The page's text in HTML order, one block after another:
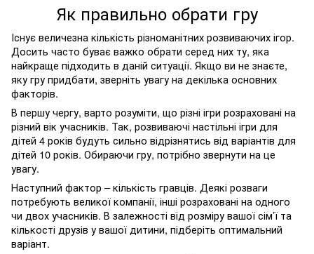
Як правильно обрати гру
Існує величезна кількість різноманітних розвиваючих ігор.
Досить часто буває важко обрати серед них ту, яка
найкраще підходить в даній ситуації. Якщо ви не знаєте,
яку гру придбати, зверніть увагу на декілька основних
факторів.
В першу чергу, варто розуміти, що різні ігри розраховані на
різний вік учасників. Так, розвиваючі настільні ігри для
дітей 4 років будуть сильно відрізнятись від варіантів для
дітей 10 років. Обираючи гру, потрібно звернути на це
увагу.
Наступний фактор – кількість гравців. Деякі розваги
потребують великої компанії, інші розраховані на одного
чи двох учасників. В залежності від розміру вашої сім’ї та
кількості друзів у вашої дитини, підберіть оптимальний
варіант.